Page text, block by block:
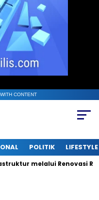
CONTENT
POLITIK LIFESTYLE
melalui Renovasi Ruang